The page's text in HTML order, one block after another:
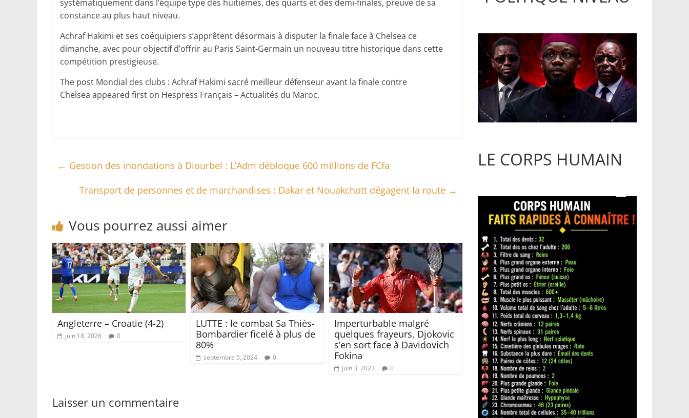
systématiquement dans l’équipe type des huitièmes, des quarts et des demi-finales, preuve de sa
constance au plus haut niveau.
Achraf Hakimi et ses coéquipiers s’apprêtent désormais à disputer la finale face à Chelsea ce
dimanche, avec pour objectif d’offrir au Paris Saint-Germain un nouveau titre historique dans cette
compétition prestigieuse.
The post Mondial des clubs : Achraf Hakimi sacré meilleur défenseur avant la finale contre
Chelsea appeared first on Hespress Français – Actualités du Maroc.
← Gestion des inondations à Diourbel : L’Adm débloque 600 millions de FCfa
Transport de personnes et de marchandises : Dakar et Nouakchott dégagent la route →
Vous pourrez aussi aimer
Angleterre – Croatie (4-2)
juin 18, 2026 0
LUTTE : le combat Sa Thiès-
Bombardier ficelé à plus de
80%
septembre 5, 2024 0
Imperturbable malgré
quelques frayeurs, Djokovic
s’en sort face à Davidovich
Fokina
juin 3, 2023 0
Laisser un commentaire
LE CORPS HUMAIN